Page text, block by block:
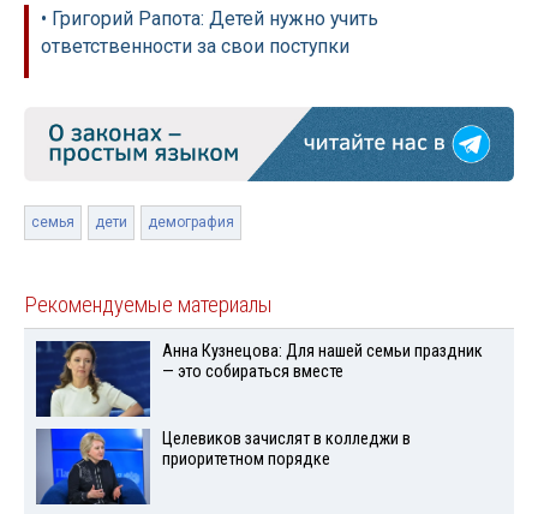
• Григорий Рапота: Детей нужно учить
ответственности за свои поступки
семья дети демография
Рекомендуемые материалы
Анна Кузнецова: Для нашей семьи праздник
— это собираться вместе
Целевиков зачислят в колледжи в
приоритетном порядке